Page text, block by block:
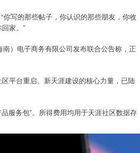
写的那些帖子，你认识的那些朋友，你收
家。”
）电子商务有限公司发布联合公告称，正
平台重启、新天涯建设的核心力量，已陆
服务包”。所得费用均用于天涯社区数据存